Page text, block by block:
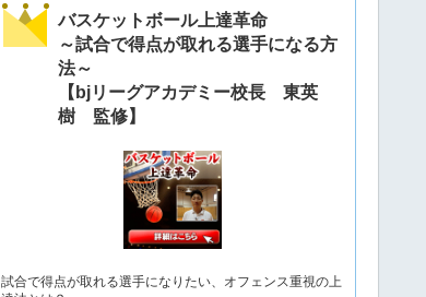
バスケットボール上達革命
～試合で得点が取れる選手になる方
法～
【bjリーグアカデミー校長 東英
樹 監修】
試合で得点が取れる選手になりたい、オフェンス重視の上